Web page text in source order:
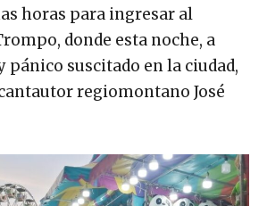
horas para ingresar al
donde esta noche, a
pánico suscitado en la ciudad,
regiomontano José